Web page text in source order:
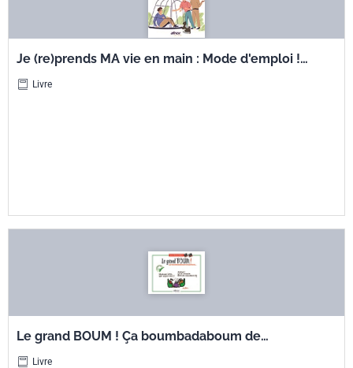
Je (re)prends MA vie en main : Mode d'emploi ! -
Votre guide d'auto-coaching pro/perso
Livre
Le grand BOUM ! Ça boumbadaboum de
partout…
Livre